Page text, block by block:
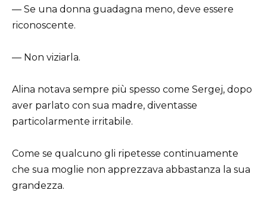
— Se una donna guadagna meno, deve essere
riconoscente.
— Non viziarla.
Alina notava sempre più spesso come Sergej, dopo
aver parlato con sua madre, diventasse
particolarmente irritabile.
Come se qualcuno gli ripetesse continuamente
che sua moglie non apprezzava abbastanza la sua
grandezza.